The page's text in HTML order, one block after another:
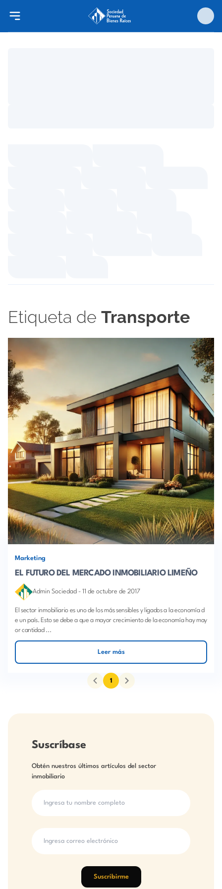
Etiqueta de Transporte
Marketing
EL FUTURO DEL MERCADO INMOBILIARIO LIMEÑO
Admin Sociedad - 11 de octubre de 2017
El sector inmobiliario es uno de los más sensibles y ligados a la economía d
e un país. Esto se debe a que a mayor crecimiento de la economía hay may
or cantidad ...
Leer más
1
Suscríbase
Obtén nuestros últimos artículos del sector
inmobiliario
Suscribirme